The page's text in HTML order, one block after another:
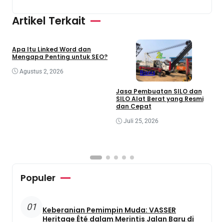
Artikel Terkait
Apa Itu Linked Word dan
Mengapa Penting untuk SEO?
Agustus 2, 2026 Bisnis
Jasa Pembuatan SILO dan
SILO Alat Berat yang Resmi
dan Cepat
Juli 25, 2026
Populer
01
Keberanian Pemimpin Muda: VASSER
Heritage Été dalam Merintis Jalan Baru di